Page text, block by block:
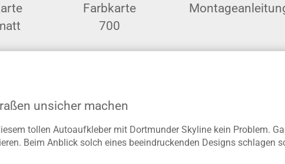
Farbkarte
700
unsicher machen
tollen Autoaufkleber mit Dortmunder Skyline kein Problem.
Beim Anblick solch eines beeindruckenden Designs schlagen